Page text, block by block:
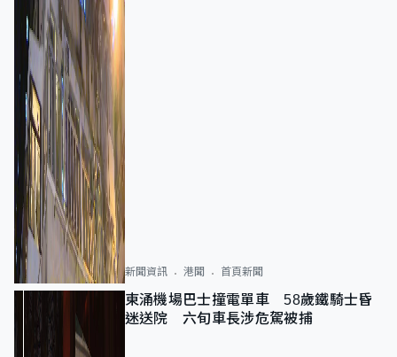
新聞資訊 港聞 首頁新聞
東涌機場巴士撞電單車 58歲鐵騎士昏
迷送院 六旬車長涉危駕被捕